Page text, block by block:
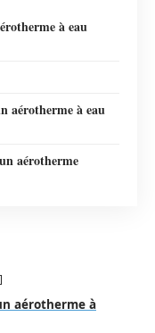
à eau
aérotherme à eau
aérotherme
aérotherme à